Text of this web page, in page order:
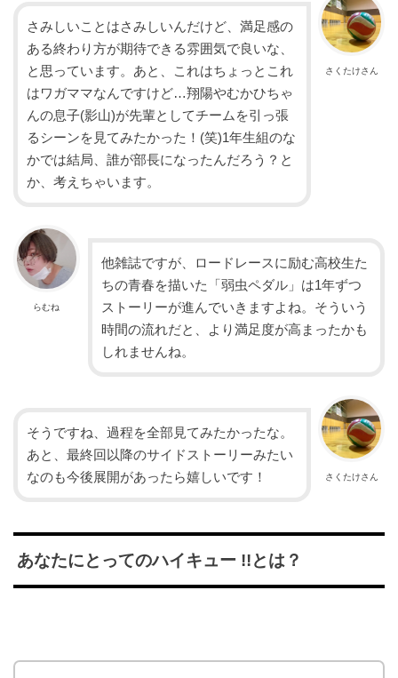
さくたけさん
さみしいことはさみしいんだけど、満足感の
ある終わり方が期待できる雰囲気で良いな、
と思っています。あと、これはちょっとこれ
はワガママなんですけど…翔陽やむかひちゃ
んの息子(影山)が先輩としてチームを引っ張
るシーンを見てみたかった！(笑)1年生組のな
かでは結局、誰が部長になったんだろう？と
か、考えちゃいます。
らむね
他雑誌ですが、ロードレースに励む高校生た
ちの青春を描いた「弱虫ペダル」は1年ずつ
ストーリーが進んでいきますよね。そういう
時間の流れだと、より満足度が高まったかも
しれませんね。
さくたけさん
そうですね、過程を全部見てみたかったな。
あと、最終回以降のサイドストーリーみたい
なのも今後展開があったら嬉しいです！
あなたにとってのハイキュー !!とは？